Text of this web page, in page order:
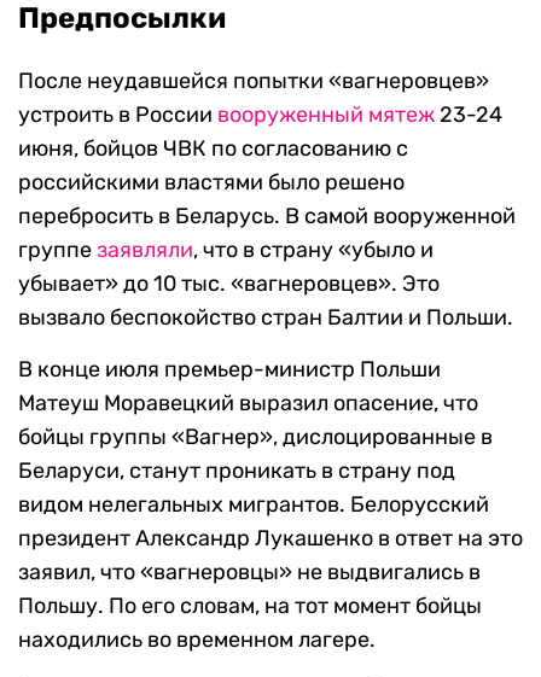
Предпосылки
После неудавшейся попытки «вагнеровцев»
устроить в России вооруженный мятеж23-24
июня, бойцов ЧВК по согласованию с
российскими властями было решено
перебросить в Беларусь. В самой вооруженной
группезаявляли, что в страну «убыло и
убывает» до 10 тыс. «вагнеровцев». Это
вызвало беспокойство стран Балтии и Польши.
В конце июля премьер-министр Польши
Матеуш Моравецкий выразил опасение, что
бойцы группы «Вагнер», дислоцированные в
Беларуси, станут проникать в страну под
видом нелегальных мигрантов. Белорусский
президент Александр Лукашенко в ответ на это
заявил, что «вагнеровцы» не выдвигались в
Польшу. По его словам, на тот момент бойцы
находились во временном лагере.